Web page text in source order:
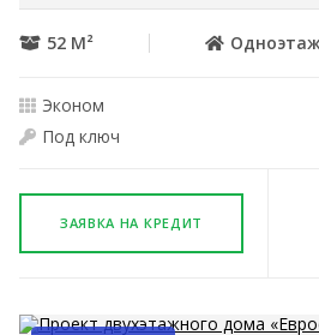
52 М²
Эконом
Под ключ
ЗАЯВКА НА КРЕДИТ